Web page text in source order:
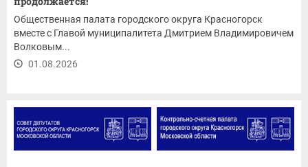
Общественная палата городского округа Красногорск
вместе с Главой муниципалитета Дмитрием Владимировичем
Волковым...
01.08.2026